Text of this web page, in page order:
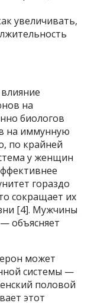
увеличивать,
на
биологов
на иммунную
по крайней
у женщин
гораздо
сокращает их
[4]. Мужчины
объясняет
может
системы —
половой
этот